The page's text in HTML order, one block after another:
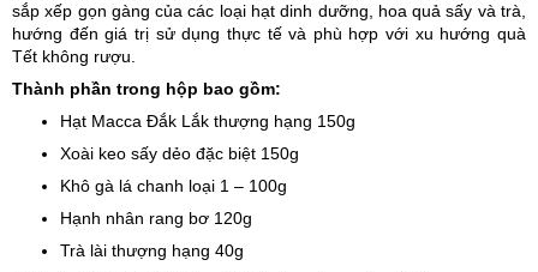
sắp xếp gọn gàng của các loại hạt dinh dưỡng, hoa quả sấy và trà,
hướng đến giá trị sử dụng thực tế và phù hợp với xu hướng quà
Tết không rượu.
Thành phần trong hộp bao gồm:
Hạt Macca Đắk Lắk thượng hạng 150g
Xoài keo sấy dẻo đặc biệt 150g
Khô gà lá chanh loại 1 – 100g
Hạnh nhân rang bơ 120g
Trà lài thượng hạng 40g